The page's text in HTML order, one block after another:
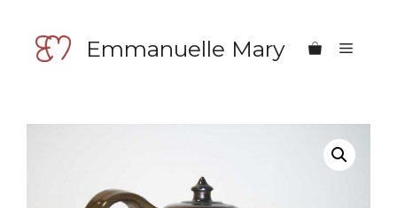
contenu
Emmanuelle Mary Menu